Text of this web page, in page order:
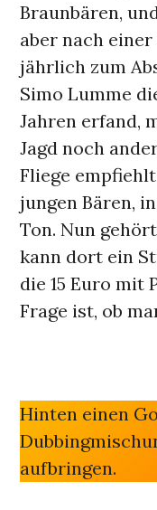
Braunbären,
aber nach einer
jährlich zum
Simo Lumme
Jahren erfand,
Jagd noch
Fliege
jungen Bären,
Ton. Nun
kann dort ein
die 15 Euro mit
Frage ist, ob
Hinten einen
aufbringen.